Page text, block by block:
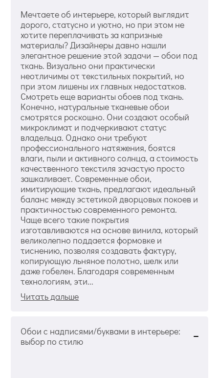
Мечтаете об интерьере, который выглядит
дорого, статусно и уютно, но при этом не
хотите переплачивать за капризные
материалы? Дизайнеры давно нашли
элегантное решение этой задачи — обои под
ткань. Визуально они практически
неотличимы от текстильных покрытий, но
при этом лишены их главных недостатков.
Смотреть еще варианты обоев под ткань.
Конечно, натуральные тканевые обои
смотрятся роскошно. Они создают особый
микроклимат и подчеркивают статус
владельца. Однако они требуют
профессионального натяжения, боятся
влаги, пыли и активного солнца, а стоимость
качественного текстиля зачастую просто
зашкаливает. Современные обои,
имитирующие ткань, предлагают идеальный
баланс между эстетикой дворцовых покоев и
практичностью современного ремонта.
Чаще всего такие покрытия
изготавливаются на основе винила, который
великолепно поддается формовке и
тиснению, позволяя создавать фактуру,
копирующую льняное полотно, шелк или
даже гобелен. Благодаря современным
технологиям, эти...
Читать дальше
Обои с надписями/буквами в интерьере:
выбор по стилю